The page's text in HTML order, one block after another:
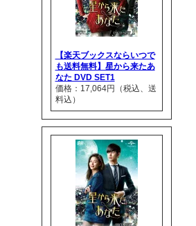
【楽天ブックスならいつで
も送料無料】星から来たあ
なた DVD SET1
価格：17,064円（税込、送
料込）